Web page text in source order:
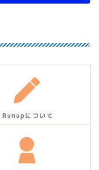
Runupについて